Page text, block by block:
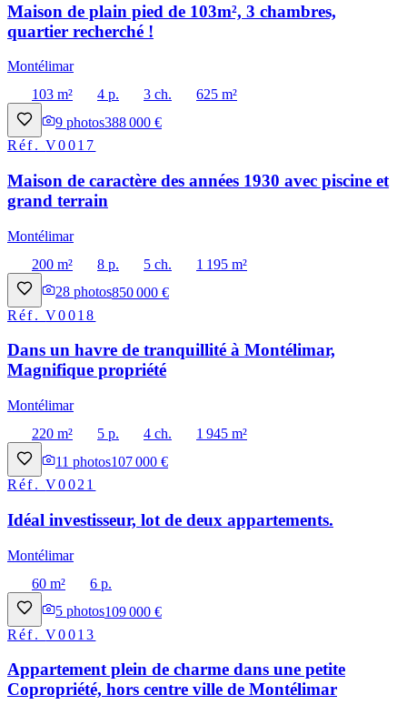
Maison de plain pied de 103m², 3 chambres,
quartier recherché !
Montélimar
103 m²
4 p. 3 ch.
625 m²
9 photos388 000 €
Réf.V0017
Maison de caractère des années 1930 avec piscine et
grand terrain
Montélimar
200 m²
8 p. 5 ch.
1 195 m²
28 photos850 000 €
Réf.V0018
Dans un havre de tranquillité à Montélimar,
Magnifique propriété
Montélimar
220 m²
5 p. 4 ch.
1 945 m²
11 photos107 000 €
Réf.V0021
Idéal investisseur, lot de deux appartements.
Montélimar
60 m²
6 p.
5 photos109 000 €
Réf.V0013
Appartement plein de charme dans une petite
Copropriété, hors centre ville de Montélimar